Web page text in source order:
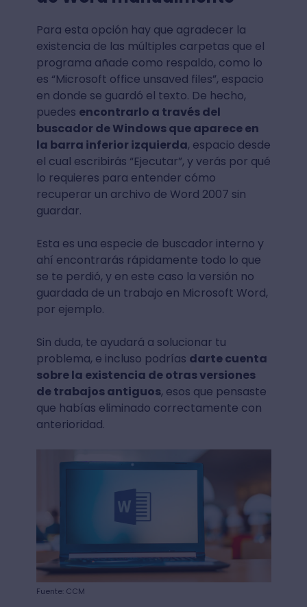
Para esta opción hay que agradecer la
existencia de las múltiples carpetas que el
programa añade como respaldo, como lo
es “Microsoft office unsaved files”, espacio
en donde se guardó el texto. De hecho,
puedes encontrarlo a través del
buscador de Windows que aparece en
la barra inferior izquierda, espacio desde
el cual escribirás “Ejecutar”, y verás por qué
lo requieres para entender cómo
recuperar un archivo de Word 2007 sin
guardar.
Esta es una especie de buscador interno y
ahí encontrarás rápidamente todo lo que
se te perdió, y en este caso la versión no
guardada de un trabajo en Microsoft Word,
por ejemplo.
Sin duda, te ayudará a solucionar tu
problema, e incluso podrías darte cuenta
sobre la existencia de otras versiones
de trabajos antiguos, esos que pensaste
que habías eliminado correctamente con
anterioridad.
Fuente: CCM